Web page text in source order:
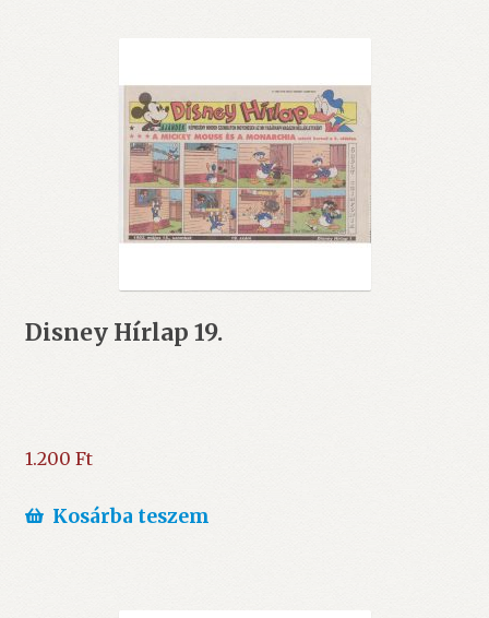
Disney Hírlap 19.
1.200 Ft
Kosárba teszem